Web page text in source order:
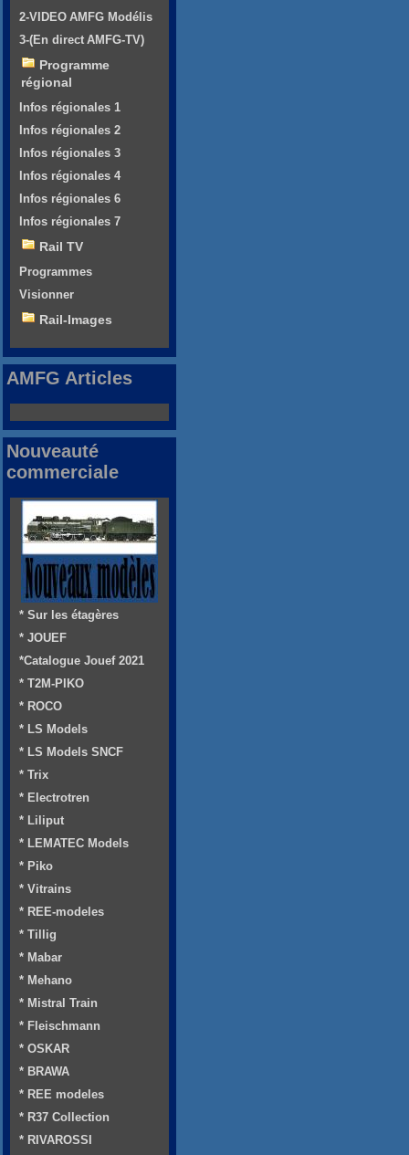
2-VIDEO AMFG Modélis
3-(En direct AMFG-TV)
Programme
régional
Infos régionales 1
Infos régionales 2
Infos régionales 3
Infos régionales 4
Infos régionales 6
Infos régionales 7
Rail TV
Programmes
Visionner
Rail-Images
AMFG Articles
Nouveauté
commerciale
* Sur les étagères
* JOUEF
*Catalogue Jouef 2021
* T2M-PIKO
* ROCO
* LS Models
* LS Models SNCF
* Trix
* Electrotren
* Liliput
* LEMATEC Models
* Piko
* Vitrains
* REE-modeles
* Tillig
* Mabar
* Mehano
* Mistral Train
* Fleischmann
* OSKAR
* BRAWA
* REE modeles
* R37 Collection
* RIVAROSSI